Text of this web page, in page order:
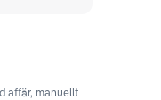
affär, manuellt